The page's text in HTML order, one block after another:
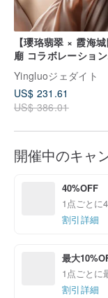
【瓔珞翡翠 × 霞海
廟 コラボレーショ
収益の 10% を寄付
Yingluoジェダイト
US$ 231.61
US$ 386.01
開催中のキャ
40%OFF
1点ごとに
割引詳細
最大
1点ごとに
割引詳細